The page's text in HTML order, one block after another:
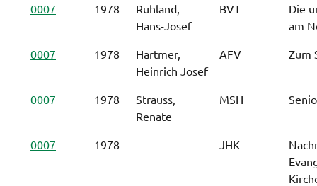
0007
1978
Ruhland,
Hans-Josef
BVT
Die
am
0007
1978
Hartmer,
Heinrich Josef
AFV Zum
0007 1978
Strauss,
Renate
MSH
0007 1978 JHK